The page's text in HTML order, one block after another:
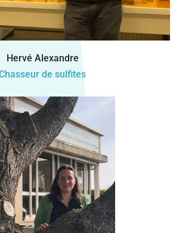
Hervé Alexandre
de sulfites